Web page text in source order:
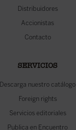
Distribuidores
Accionistas
Contacto
SERVICIOS
Descarga nuestro catálogo
Foreign rights
Servicios editoriales
Publica en Encuentro